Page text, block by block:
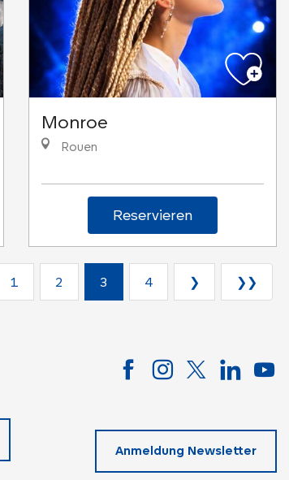
Monroe
Rouen
Reservieren
1 2 3 4 ❯ ❯❯
Anmeldung Newsletter